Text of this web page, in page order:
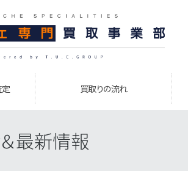
定 買取りの流れ
最新情報